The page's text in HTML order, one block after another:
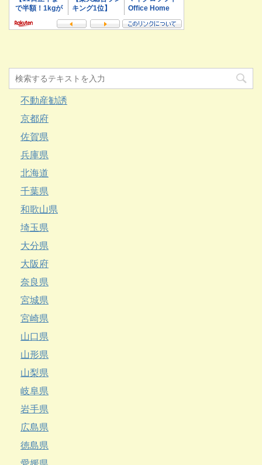
不動産勧誘
京都府
佐賀県
兵庫県
北海道
千葉県
和歌山県
埼玉県
大分県
大阪府
奈良県
宮城県
宮崎県
山口県
山形県
山梨県
岐阜県
岩手県
広島県
徳島県